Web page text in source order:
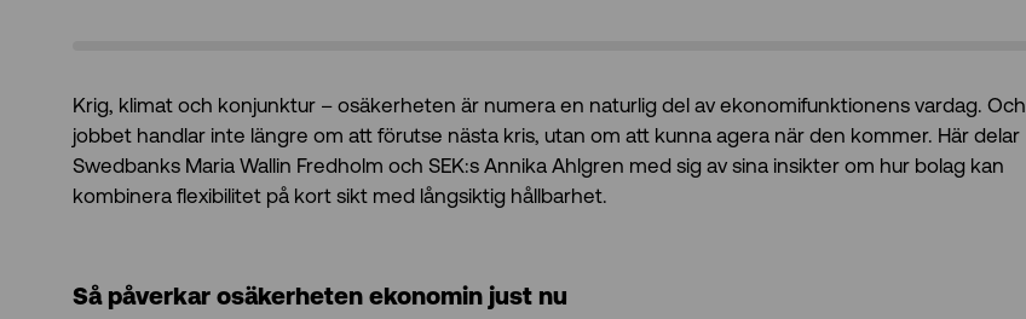
Krig, klimat och konjunktur – osäkerheten är numera en naturlig del av ekonomifunktionens vardag. Och
jobbet handlar inte längre om att förutse nästa kris, utan om att kunna agera när den kommer. Här delar
Swedbanks Maria Wallin Fredholm och SEK:s Annika Ahlgren med sig av sina insikter om hur bolag kan
kombinera flexibilitet på kort sikt med långsiktig hållbarhet.
Så påverkar osäkerheten ekonomin just nu